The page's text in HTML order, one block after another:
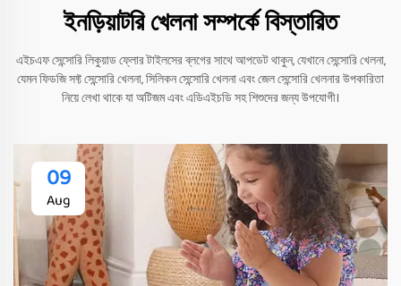
ইনড়িয়াটরি খেলনা সম্পর্কে বিস্তারিত
এইচএফ সেন্সোরি লিকুয়াড ফ্লোর টাইলসের ব্লগের সাথে আপডেট থাকুন, যেখানে সেন্সোরি খেলনা,
যেমন ফিডজি সফ্ট সেন্সোরি খেলনা, সিলিকন সেন্সোরি খেলনা এবং জেল সেন্সোরি খেলনার উপকারিতা
নিয়ে লেখা থাকে যা অটিজম এবং এডিএইচডি সহ শিশুদের জন্য উপযোগী।
09
Aug